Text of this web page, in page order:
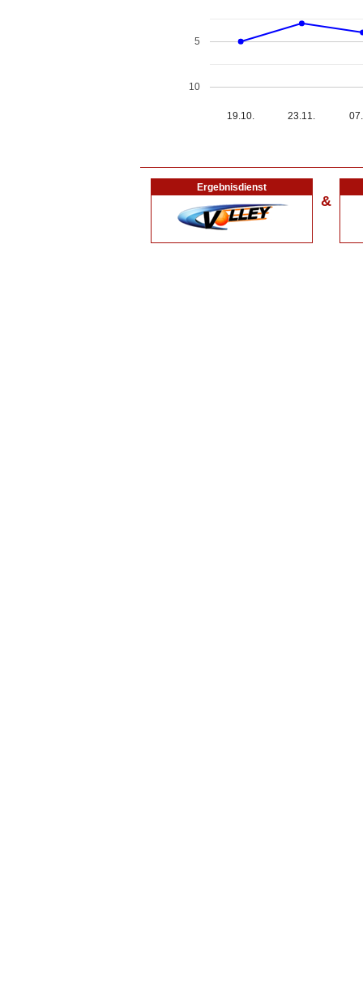
19.10. 23.11.
5
10
Ergebnisdienst
&